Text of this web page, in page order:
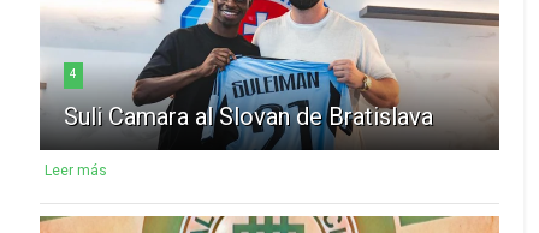
4
Suli Camara al Slovan de Bratislava
Leer más